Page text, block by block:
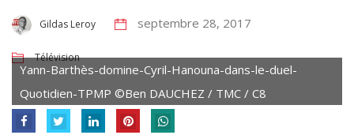
Gildas Leroy septembre 28, 2017
Télévision
Yann-Barthès-domine-Cyril-Hanouna-dans-le-duel-
Quotidien-TPMP ©Ben DAUCHEZ / TMC / C8